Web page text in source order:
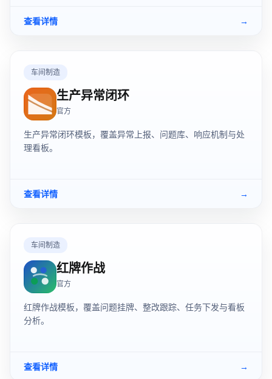
查看详情 →
车间制造
生产异常闭环
官方
生产异常闭环模板，覆盖异常上报、问题库、响应机制与处
理看板。
查看详情 →
车间制造
红牌作战
官方
红牌作战模板，覆盖问题挂牌、整改跟踪、任务下发与看板
分析。
查看详情 →